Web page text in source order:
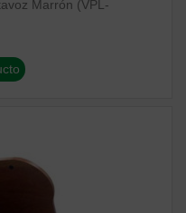
Marrón (VPL-